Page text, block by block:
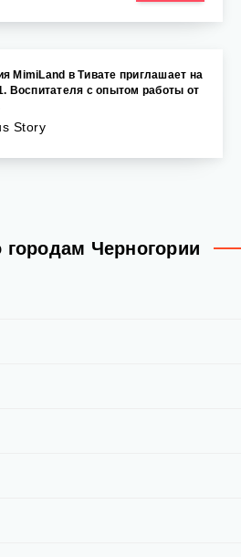
MimiLand в Тивате приглашает на
Воспитателя с опытом работы от
Story
городам Черногории